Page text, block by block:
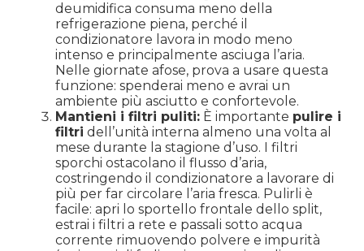
deumidifica consuma meno della
refrigerazione piena, perché il
condizionatore lavora in modo meno
intenso e principalmente asciuga l’aria.
Nelle giornate afose, prova a usare questa
funzione: spenderai meno e avrai un
ambiente più asciutto e confortevole.
Mantieni i filtri puliti: È importante pulire i
filtri dell’unità interna almeno una volta al
mese durante la stagione d’uso. I filtri
sporchi ostacolano il flusso d’aria,
costringendo il condizionatore a lavorare di
più per far circolare l’aria fresca. Pulirli è
facile: apri lo sportello frontale dello split,
estrai i filtri a rete e passali sotto acqua
corrente rimuovendo polvere e impurità